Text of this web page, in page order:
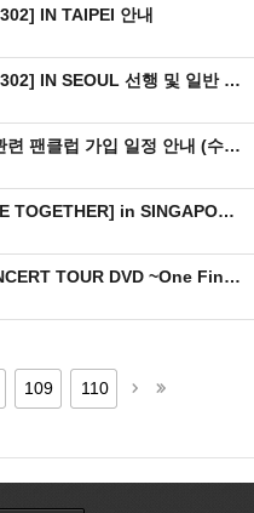
IN TAIPEI 안내
[콘서트] 2016 LEE HONG GI [LIVE 302] IN SEOUL 선행 및 일반 예매 안내(+인증 URL ,좌석배치도 추가)
이홍기 2016 단독 콘서트 선행 예매관련 팬클럽 가입 일정 안내 (수정)
[콘서트] 2015 CNBLUE LIVE [COME TOGETHER] in SINGAPORE 안내
[발매] 2015 JUNG YONG HWA CONCERT TOUR DVD ~One Fine Day~
109 110